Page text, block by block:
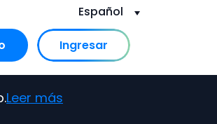
Español
Nosotros
Ingresar
Leer más